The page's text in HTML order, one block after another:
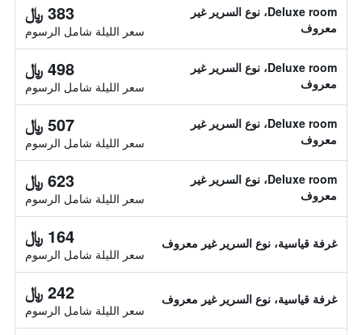
Deluxe room، نوع السرير غير
معروف
383 ﷼
سعر الليلة شامل الرسوم
Deluxe room، نوع السرير غير
معروف
498 ﷼
سعر الليلة شامل الرسوم
Deluxe room، نوع السرير غير
معروف
507 ﷼
سعر الليلة شامل الرسوم
Deluxe room، نوع السرير غير
معروف
623 ﷼
سعر الليلة شامل الرسوم
غرفة قياسية، نوع السرير غير معروف 164 ﷼
سعر الليلة شامل الرسوم
غرفة قياسية، نوع السرير غير معروف 242 ﷼
سعر الليلة شامل الرسوم